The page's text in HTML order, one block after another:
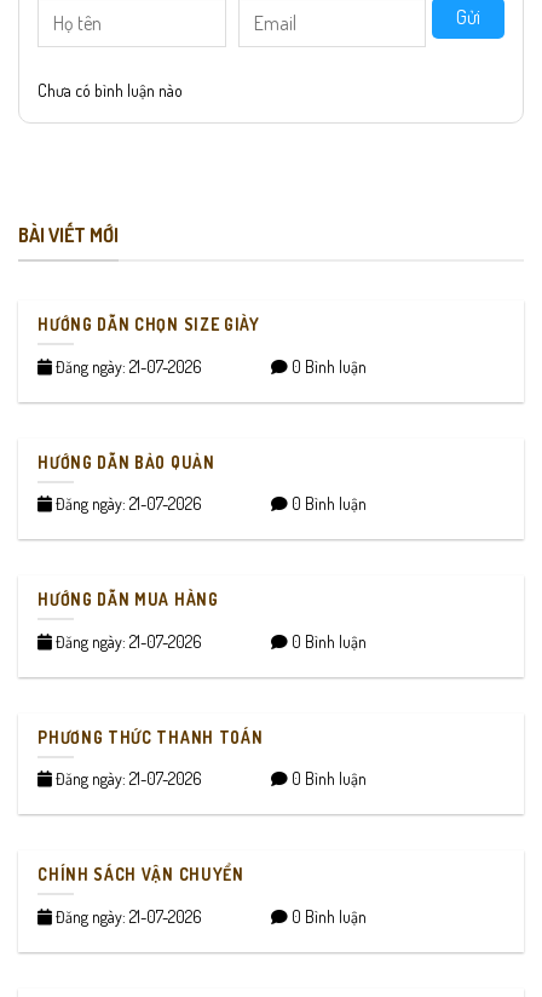
Gửi
Chưa có bình luận nào
BÀI VIẾT MỚI
HƯỚNG DẪN CHỌN SIZE GIÀY
Đăng ngày: 21-07-2026 0 Bình luận
HƯỚNG DẪN BẢO QUẢN
Đăng ngày: 21-07-2026 0 Bình luận
HƯỚNG DẪN MUA HÀNG
Đăng ngày: 21-07-2026 0 Bình luận
PHƯƠNG THỨC THANH TOÁN
Đăng ngày: 21-07-2026 0 Bình luận
CHÍNH SÁCH VẬN CHUYỂN
Đăng ngày: 21-07-2026 0 Bình luận